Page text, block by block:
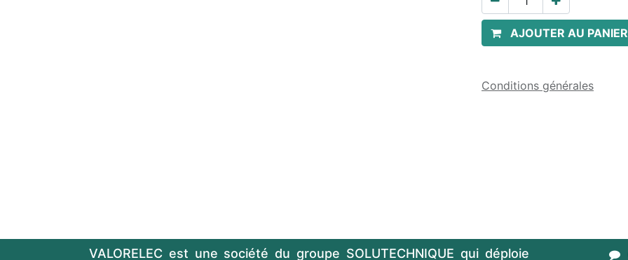
AJOUTER AU PANIER
Conditions générales
VALORELEC est une société du groupe SOLUTECHNIQUE qui déploie